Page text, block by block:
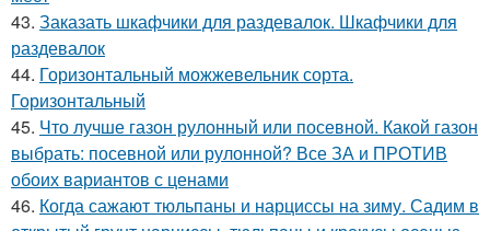
43. Заказать шкафчики для раздевалок. Шкафчики для
раздевалок
44. Горизонтальный можжевельник сорта.
Горизонтальный
45. Что лучше газон рулонный или посевной. Какой газон
выбрать: посевной или рулонной? Все ЗА и ПРОТИВ
обоих вариантов с ценами
46. Когда сажают тюльпаны и нарциссы на зиму. Садим в